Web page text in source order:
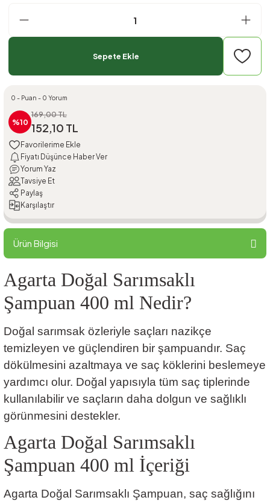
Sepete Ekle
0 - Puan - 0 Yorum
%10
169,00 TL
152,10 TL
Fiyatı Düşünce Haber Ver
Yorum Yaz
Tavsiye Et
Paylaş
Karşılaştır
Ürün Bilgisi
Agarta Doğal Sarımsaklı
Şampuan 400 ml Nedir?
Doğal sarımsak özleriyle saçları nazikçe
temizleyen ve güçlendiren bir şampuandır. Saç
dökülmesini azaltmaya ve saç köklerini beslemeye
yardımcı olur. Doğal yapısıyla tüm saç tiplerinde
kullanılabilir ve saçların daha dolgun ve sağlıklı
görünmesini destekler.
Agarta Doğal Sarımsaklı
Şampuan 400 ml İçeriği
Agarta Doğal Sarımsaklı Şampuan, saç sağlığını